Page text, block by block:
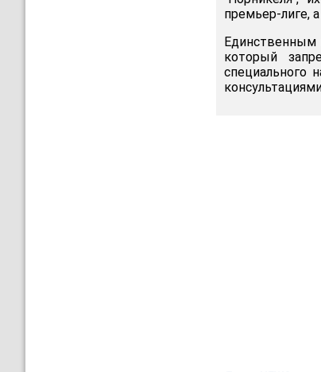
премьер-лиге,
Единственным
который
специального